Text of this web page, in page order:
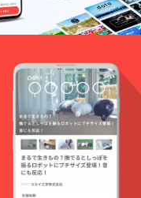
いたし
ます。
★4.支
開のグ
ループ
ロゴと
なりま
す。
人で1つ
のアク
リル
キーホ
★1.お
名前呼
URLを
メール
し、そ
の配信
の最後
びいた
しま
す。
★2.CF